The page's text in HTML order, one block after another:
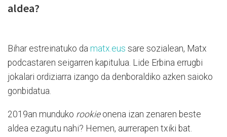
aldea?
Bihar estreinatuko da matx.eus sare sozialean, Matx
podcastaren seigarren kapitulua. Lide Erbina errugbi
jokalari ordiziarra izango da denboraldiko azken saioko
gonbidatua.
2019an munduko rookieonena izan zenaren beste
aldea ezagutu nahi? Hemen, aurrerapen txiki bat.